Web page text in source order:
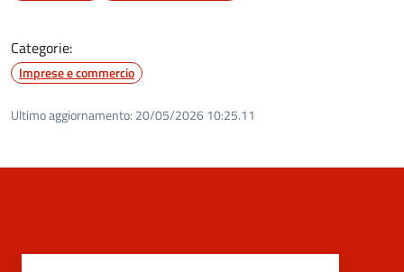
Categorie:
Imprese e commercio
Ultimo aggiornamento: 20/05/2026 10:25.11